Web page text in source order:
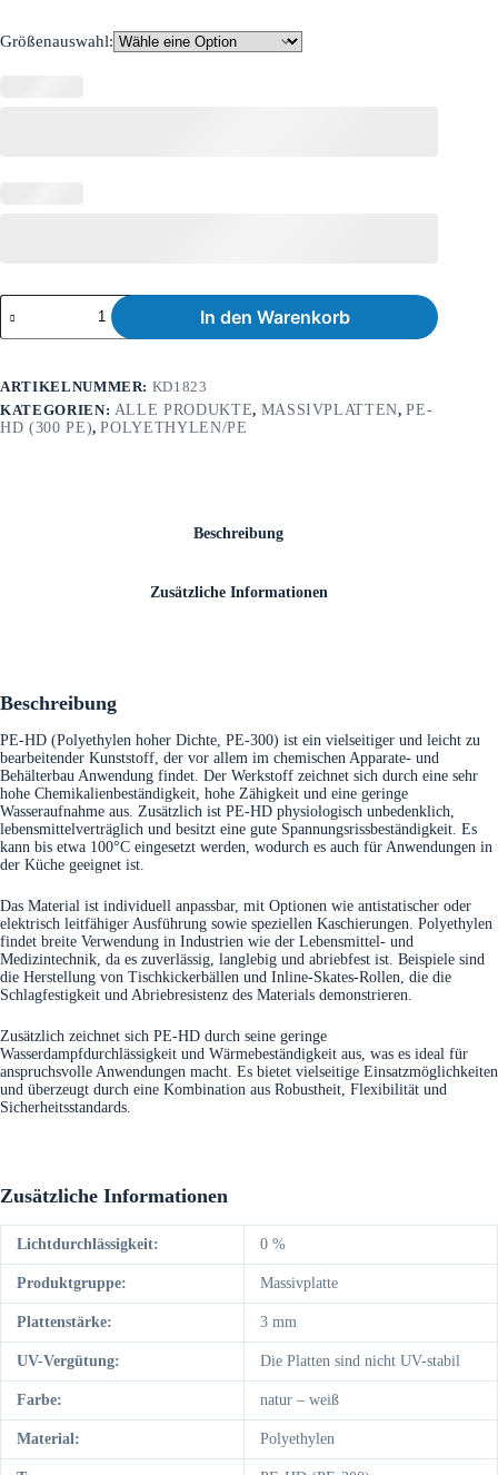
Größenauswahl:
In den Warenkorb
ARTIKELNUMMER: KD1823
KATEGORIEN: ALLE PRODUKTE, MASSIVPLATTEN,PE-
HD (300 PE),POLYETHYLEN/PE
Beschreibung
Zusätzliche Informationen
Beschreibung
PE-HD (Polyethylen hoher Dichte, PE-300) ist ein vielseitiger und leicht zu
bearbeitender Kunststoff, der vor allem im chemischen Apparate- und
Behälterbau Anwendung findet. Der Werkstoff zeichnet sich durch eine sehr
hohe Chemikalienbeständigkeit, hohe Zähigkeit und eine geringe
Wasseraufnahme aus. Zusätzlich ist PE-HD physiologisch unbedenklich,
lebensmittelverträglich und besitzt eine gute Spannungsrissbeständigkeit. Es
kann bis etwa 100°C eingesetzt werden, wodurch es auch für Anwendungen in
der Küche geeignet ist.
Das Material ist individuell anpassbar, mit Optionen wie antistatischer oder
elektrisch leitfähiger Ausführung sowie speziellen Kaschierungen. Polyethylen
findet breite Verwendung in Industrien wie der Lebensmittel- und
Medizintechnik, da es zuverlässig, langlebig und abriebfest ist. Beispiele sind
die Herstellung von Tischkickerbällen und Inline-Skates-Rollen, die die
Schlagfestigkeit und Abriebresistenz des Materials demonstrieren.
Zusätzlich zeichnet sich PE-HD durch seine geringe
Wasserdampfdurchlässigkeit und Wärmebeständigkeit aus, was es ideal für
anspruchsvolle Anwendungen macht. Es bietet vielseitige Einsatzmöglichkeiten
und überzeugt durch eine Kombination aus Robustheit, Flexibilität und
Sicherheitsstandards.
Zusätzliche Informationen
Lichtdurchlässigkeit: 0 %
Produktgruppe: Massivplatte
Plattenstärke: 3 mm
UV-Vergütung: Die Platten sind nicht UV-stabil
Farbe: natur – weiß
Material: Polyethylen